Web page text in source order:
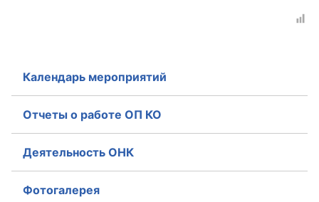
Календарь мероприятий
Отчеты о работе ОП КО
Деятельность ОНК
Фотогалерея